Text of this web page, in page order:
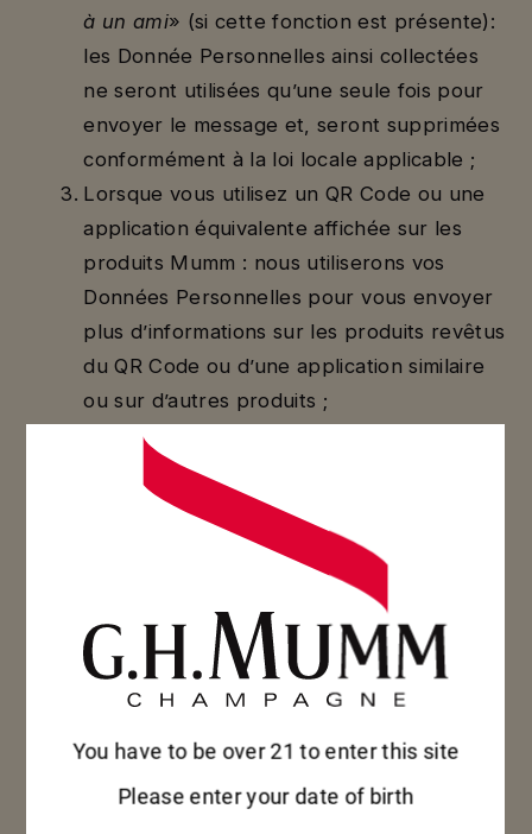
à un ami» (si cette fonction est présente):
les Donnée Personnelles ainsi collectées
ne seront utilisées qu’une seule fois pour
envoyer le message et, seront supprimées
conformément à la loi locale applicable ;
Lorsque vous utilisez un QR Code ou une
application équivalente affichée sur les
produits Mumm : nous utiliserons vos
Données Personnelles pour vous envoyer
plus d’informations sur les produits revêtus
du QR Code ou d’une application similaire
ou sur d’autres produits ;
Parce qu’il est également dans l’intérêt
légitime de Mumm et de Pernod Ricard
France de mieux vous servir :
Sous réserve d’avoir obtenu votre consentement
lorsque celui-ci est requis, nous pourrons, être
amenés à combiner, à mettre à jour ou à
consolider vos Données Personnelles collectées
recevons de sources tierces et extérieures. Par
exemple, nous pourrons combiner des
You have to be over 21 to enter this site
Please enter your date of birth